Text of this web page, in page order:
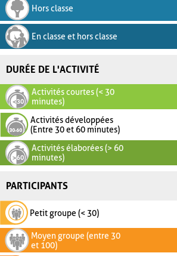
Hors classe
En classe et hors classe
DURÉE DE L'ACTIVITÉ
Activités courtes (< 30
minutes)
Activités développées
(Entre 30 et 60 minutes)
Activités élaborées (> 60
minutes)
PARTICIPANTS
Petit groupe (< 30)
Moyen groupe (entre 30
et 100)